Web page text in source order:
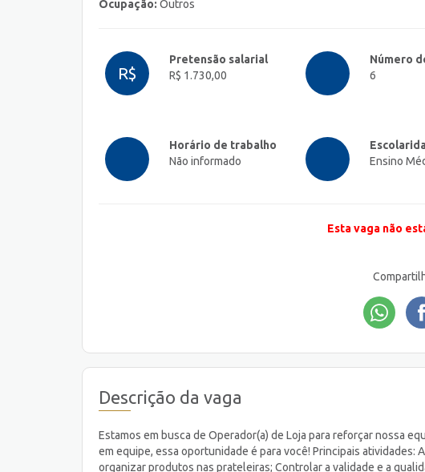
Ocupação: Outros
R$
Pretensão salarial
R$ 1.730,00
Número
6
Horário de trabalho
Não informado
Ensino
Esta vaga não
Descrição da vaga
Estamos em busca de Operador(a) de Loja para reforçar nossa
em equipe, essa oportunidade é para você! Principais
organizar produtos nas prateleiras; Controlar a validade e a